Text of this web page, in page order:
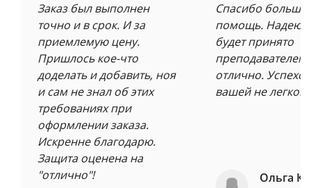
Заказ был выполнен
точно и в срок. И за
приемлемую цену.
Пришлось кое-что
доделать и добавить, ноя
и сам не знал об этих
требованиях при
оформлении заказа.
Искренне благодарю.
Защита оценена на
"отлично"!
Спасибо
помощь.
будет принято
преподавателем
отлично.
вашей не легкой
Ольга